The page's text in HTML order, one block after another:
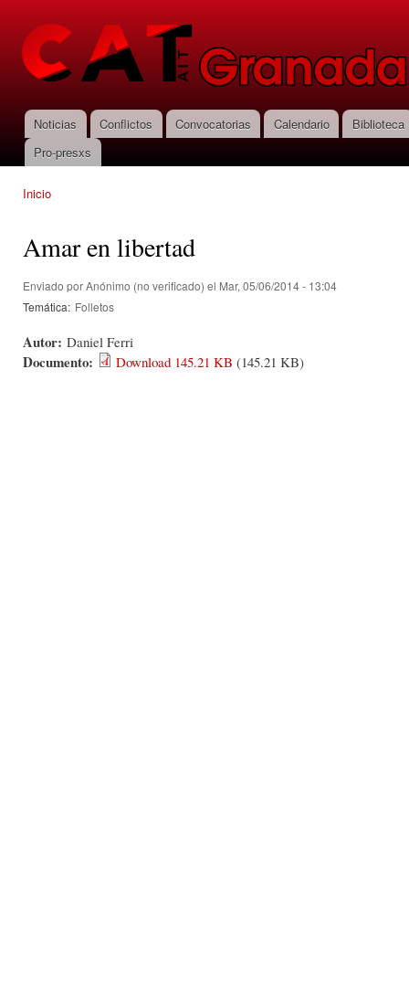
CNT-AIT
Granada
Menú principal
Noticias Conflictos Convocatorias Calendario
Biblioteca
Pro-presxs
Inicio
Amar en libertad
Enviado porAnónimo (no verificado) el Mar, 05/06/2014 - 13:04
Temática: Folletos
Autor: Daniel Ferri
Documento: Download 145.21 KB (145.21 KB)